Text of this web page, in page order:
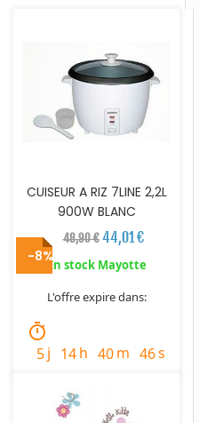
CUISEUR A RIZ 7LINE 2,2L
900W BLANC
48,90 € 44,01 €
En stock Mayotte
L'offre expire dans:
timer
5j 14h 40m 45s
-8%